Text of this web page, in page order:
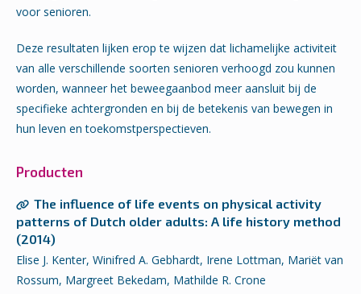
voor senioren.
Deze resultaten lijken erop te wijzen dat lichamelijke activiteit
van alle verschillende soorten senioren verhoogd zou kunnen
worden, wanneer het beweegaanbod meer aansluit bij de
specifieke achtergronden en bij de betekenis van bewegen in
hun leven en toekomstperspectieven.
Producten
The influence of life events on physical activity
patterns of Dutch older adults: A life history method
(2014)
Elise J. Kenter, Winifred A. Gebhardt, Irene Lottman, Mariët van
Rossum, Margreet Bekedam, Mathilde R. Crone